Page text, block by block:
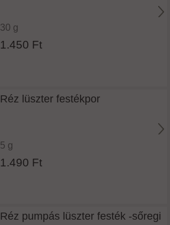
30 g
1.450 Ft
Réz lüszter festékpor
5 g
1.490 Ft
Réz pumpás lüszter festék -sőregi